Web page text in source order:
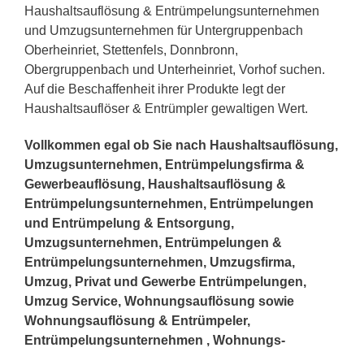
Haushaltsauflösung & Entrümpelungsunternehmen
und Umzugsunternehmen für Untergruppenbach
Oberheinriet, Stettenfels, Donnbronn,
Obergruppenbach und Unterheinriet, Vorhof suchen.
Auf die Beschaffenheit ihrer Produkte legt der
Haushaltsauflöser & Entrümpler gewaltigen Wert.
Vollkommen egal ob Sie nach Haushaltsauflösung,
Umzugsunternehmen, Entrümpelungsfirma &
Gewerbeauflösung, Haushaltsauflösung &
Entrümpelungsunternehmen, Entrümpelungen
und Entrümpelung & Entsorgung,
Umzugsunternehmen, Entrümpelungen &
Entrümpelungsunternehmen, Umzugsfirma,
Umzug, Privat und Gewerbe Entrümpelungen,
Umzug Service, Wohnungsauflösung sowie
Wohnungsauflösung & Entrümpeler,
Entrümpelungsunternehmen , Wohnungs-